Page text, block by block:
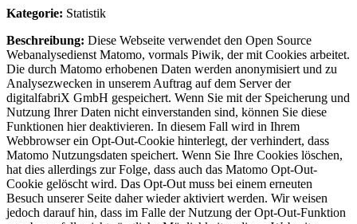
Kategorie: Statistik
Beschreibung: Diese Webseite verwendet den Open Source
Webanalysedienst Matomo, vormals Piwik, der mit Cookies arbeitet.
Die durch Matomo erhobenen Daten werden anonymisiert und zu
Analysezwecken in unserem Auftrag auf dem Server der
digitalfabriX GmbH gespeichert. Wenn Sie mit der Speicherung und
Nutzung Ihrer Daten nicht einverstanden sind, können Sie diese
Funktionen hier deaktivieren. In diesem Fall wird in Ihrem
Webbrowser ein Opt-Out-Cookie hinterlegt, der verhindert, dass
Matomo Nutzungsdaten speichert. Wenn Sie Ihre Cookies löschen,
hat dies allerdings zur Folge, dass auch das Matomo Opt-Out-
Cookie gelöscht wird. Das Opt-Out muss bei einem erneuten
Besuch unserer Seite daher wieder aktiviert werden. Wir weisen
jedoch darauf hin, dass im Falle der Nutzung der Opt-Out-Funktion